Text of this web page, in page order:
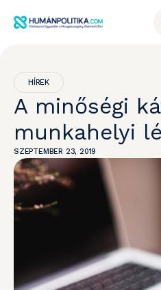
HÍREK
A minőségi
munkahelyi
SZEPTEMBER 23, 2019